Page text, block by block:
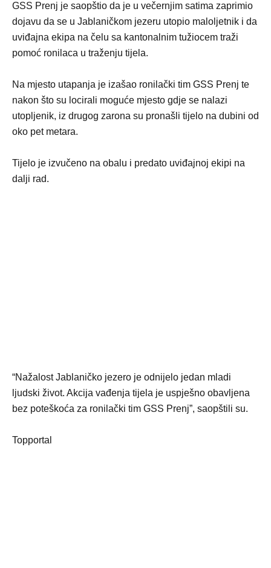
GSS Prenj je saopštio da je u večernjim satima zaprimio
dojavu da se u Jablaničkom jezeru utopio maloljetnik i da
uviđajna ekipa na čelu sa kantonalnim tužiocem traži
pomoć ronilaca u traženju tijela.
Na mjesto utapanja je izašao ronilački tim GSS Prenj te
nakon što su locirali moguće mjesto gdje se nalazi
utopljenik, iz drugog zarona su pronašli tijelo na dubini od
oko pet metara.
Tijelo je izvučeno na obalu i predato uviđajnoj ekipi na
dalji rad.
“Nažalost Jablaničko jezero je odnijelo jedan mladi
ljudski život. Akcija vađenja tijela je uspješno obavljena
bez poteškoća za ronilački tim GSS Prenj”, saopštili su.
Topportal